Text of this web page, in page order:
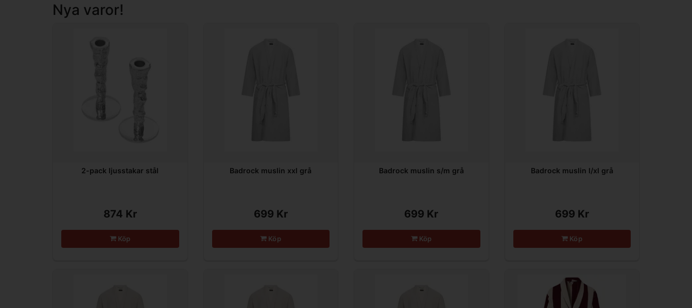
Nya varor!
2-pack ljusstakar stål
874 Kr
Köp
Badrock muslin xxl grå
699 Kr
Köp
Badrock muslin s/m grå
699 Kr
Köp
Badrock muslin l/xl grå
699 Kr
Köp